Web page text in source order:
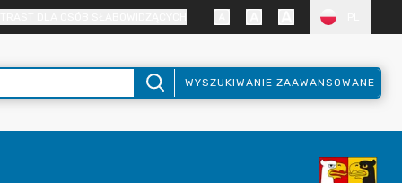
WYSZUKIWANIE ZAAWANSOWANE